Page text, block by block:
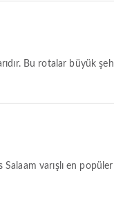
Bu rotalar büyük
Salaam varışlı en